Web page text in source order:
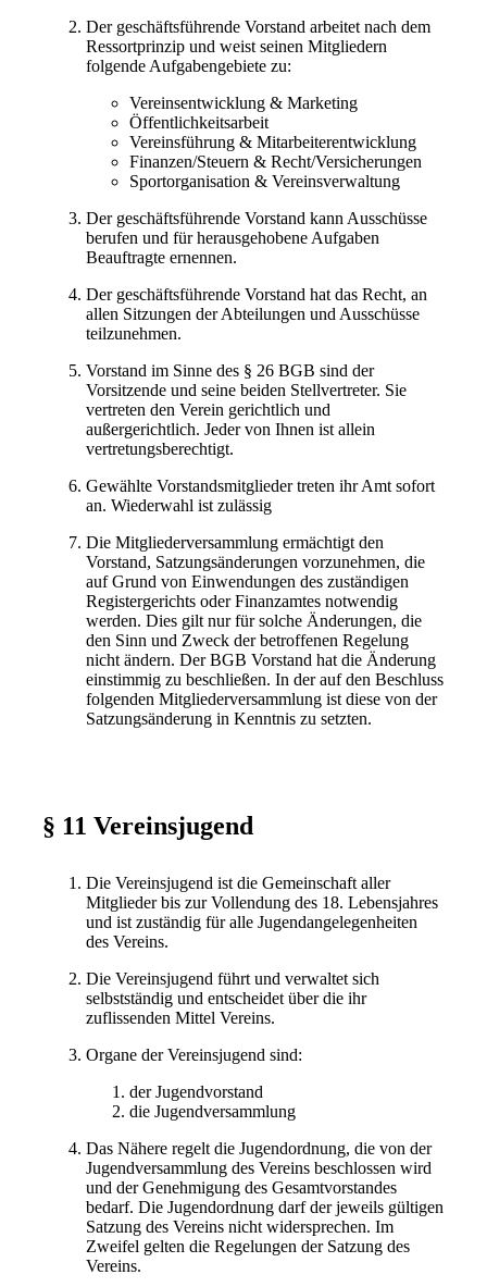
Der geschäftsführende Vorstand arbeitet nach dem
Ressortprinzip und weist seinen Mitgliedern
folgende Aufgabengebiete zu:
Vereinsentwicklung & Marketing
Öffentlichkeitsarbeit
Vereinsführung & Mitarbeiterentwicklung
Finanzen/Steuern & Recht/Versicherungen
Sportorganisation & Vereinsverwaltung
Der geschäftsführende Vorstand kann Ausschüsse
berufen und für herausgehobene Aufgaben
Beauftragte ernennen.
Der geschäftsführende Vorstand hat das Recht, an
allen Sitzungen der Abteilungen und Ausschüsse
teilzunehmen.
Vorstand im Sinne des § 26 BGB sind der
Vorsitzende und seine beiden Stellvertreter. Sie
vertreten den Verein gerichtlich und
außergerichtlich. Jeder von Ihnen ist allein
vertretungsberechtigt.
Gewählte Vorstandsmitglieder treten ihr Amt sofort
an. Wiederwahl ist zulässig
Die Mitgliederversammlung ermächtigt den
Vorstand, Satzungsänderungen vorzunehmen, die
auf Grund von Einwendungen des zuständigen
Registergerichts oder Finanzamtes notwendig
werden. Dies gilt nur für solche Änderungen, die
den Sinn und Zweck der betroffenen Regelung
nicht ändern. Der BGB Vorstand hat die Änderung
einstimmig zu beschließen. In der auf den Beschluss
folgenden Mitgliederversammlung ist diese von der
Satzungsänderung in Kenntnis zu setzten.
§ 11 Vereinsjugend
Die Vereinsjugend ist die Gemeinschaft aller
Mitglieder bis zur Vollendung des 18. Lebensjahres
und ist zuständig für alle Jugendangelegenheiten
des Vereins.
Die Vereinsjugend führt und verwaltet sich
selbstständig und entscheidet über die ihr
zuflissenden Mittel Vereins.
Organe der Vereinsjugend sind:
der Jugendvorstand
die Jugendversammlung
Das Nähere regelt die Jugendordnung, die von der
Jugendversammlung des Vereins beschlossen wird
und der Genehmigung des Gesamtvorstandes
bedarf. Die Jugendordnung darf der jeweils gültigen
Satzung des Vereins nicht widersprechen. Im
Zweifel gelten die Regelungen der Satzung des
Vereins.